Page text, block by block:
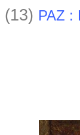
(13) PAZ :